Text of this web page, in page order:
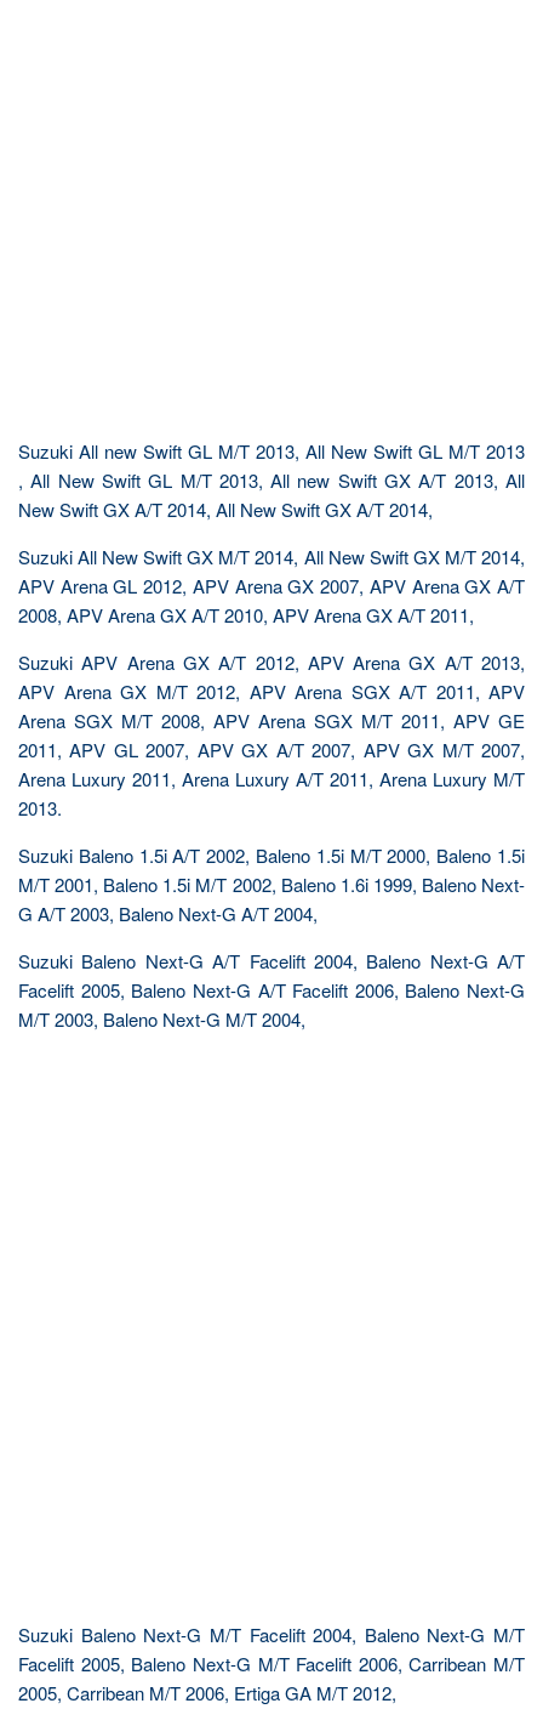
Suzuki All new Swift GL M/T 2013, All New Swift GL M/T 2013
, All New Swift GL M/T 2013, All new Swift GX A/T 2013, All
New Swift GX A/T 2014, All New Swift GX A/T 2014,
Suzuki All New Swift GX M/T 2014, All New Swift GX M/T 2014,
APV Arena GL 2012, APV Arena GX 2007, APV Arena GX A/T
2008, APV Arena GX A/T 2010, APV Arena GX A/T 2011,
Suzuki APV Arena GX A/T 2012, APV Arena GX A/T 2013,
APV Arena GX M/T 2012, APV Arena SGX A/T 2011, APV
Arena SGX M/T 2008, APV Arena SGX M/T 2011, APV GE
2011, APV GL 2007, APV GX A/T 2007, APV GX M/T 2007,
Arena Luxury 2011, Arena Luxury A/T 2011, Arena Luxury M/T
2013.
Suzuki Baleno 1.5i A/T 2002, Baleno 1.5i M/T 2000, Baleno 1.5i
M/T 2001, Baleno 1.5i M/T 2002, Baleno 1.6i 1999, Baleno Next-
G A/T 2003, Baleno Next-G A/T 2004,
Suzuki Baleno Next-G A/T Facelift 2004, Baleno Next-G A/T
Facelift 2005, Baleno Next-G A/T Facelift 2006, Baleno Next-G
M/T 2003, Baleno Next-G M/T 2004,
Suzuki Baleno Next-G M/T Facelift 2004, Baleno Next-G M/T
Facelift 2005, Baleno Next-G M/T Facelift 2006, Carribean M/T
2005, Carribean M/T 2006, Ertiga GA M/T 2012,